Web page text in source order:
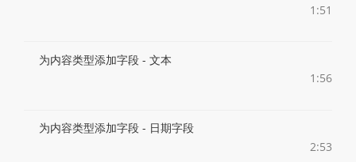
1:51
为内容类型添加字段 - 文本
1:56
为内容类型添加字段 - 日期字段
2:53